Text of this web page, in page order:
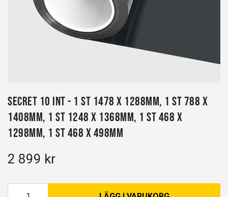
Secret 10 INT - 1 st 1478 x 1288mm, 1 st 788 x
1408mm, 1 st 1248 x 1368mm, 1 st 468 x
1298mm, 1 st 468 x 498mm
2 899 kr